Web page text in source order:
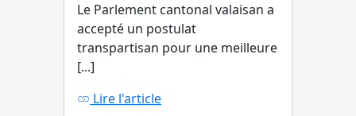
Le Parlement cantonal valaisan a
accepté un postulat
transpartisan pour une meilleure
[...]
Lire l'article